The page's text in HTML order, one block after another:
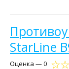
StarLine
Оценка — 0